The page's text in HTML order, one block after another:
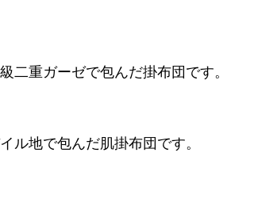
二重ガーゼで包んだ掛布団です。
ル地で包んだ肌掛布団です。